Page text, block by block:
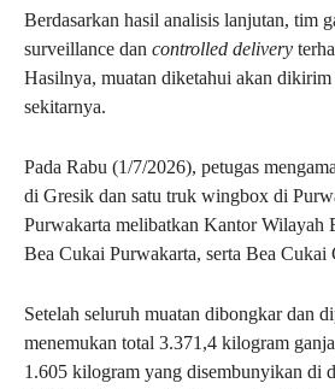
Berdasarkan hasil analisis lanjutan, tim
surveillance dan controlled delivery
Hasilnya, muatan diketahui akan
sekitarnya.
Pada Rabu (1/7/2026), petugas
di Gresik dan satu truk wingbox di
Purwakarta melibatkan Kantor Wilayah
Bea Cukai Purwakarta, serta Bea Cukai
Setelah seluruh muatan dibongkar dan
menemukan total 3.371,4 kilogram
1.605 kilogram yang disembunyikan di